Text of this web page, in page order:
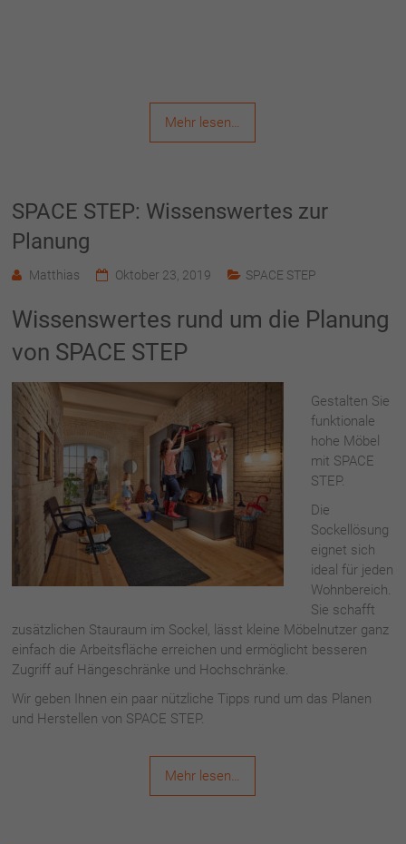
Mehr lesen…
SPACE STEP: Wissenswertes zur
Planung
Matthias Oktober 23, 2019 SPACE STEP
Wissenswertes rund um die Planung
von SPACE STEP
Gestalten Sie
funktionale
hohe Möbel
mit SPACE
STEP.
Die
Sockellösung
eignet sich
ideal für jeden
Wohnbereich.
Sie schafft
zusätzlichen Stauraum im Sockel, lässt kleine Möbelnutzer ganz
einfach die Arbeitsfläche erreichen und ermöglicht besseren
Zugriff auf Hängeschränke und Hochschränke.
Wir geben Ihnen ein paar nützliche Tipps rund um das Planen
und Herstellen von SPACE STEP.
Mehr lesen…